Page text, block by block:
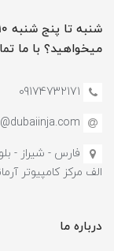
میخواهید؟ با ما
09174732171
الف مرکز کامپیوتر
درباره ما